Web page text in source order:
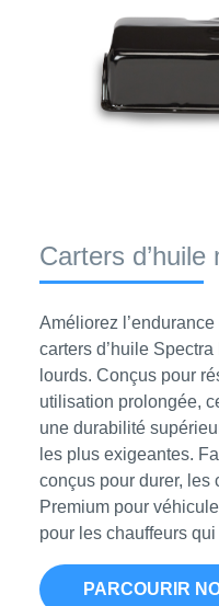
Carters d’huile
Améliorez
carters d’huile
lourds. Conçus pour
utilisation prolongée,
une durabilité
les plus exigeantes.
conçus pour durer, les
Premium pour
pour les chauffeurs
PARCOURIR